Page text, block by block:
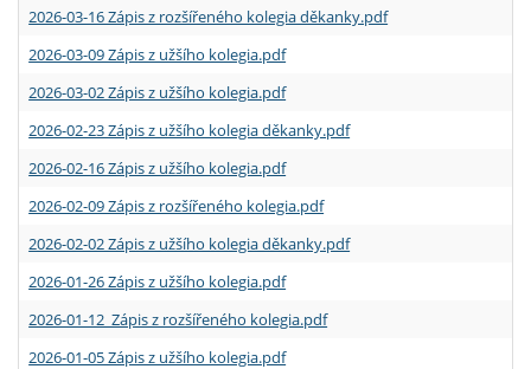
2026-03-16 Zápis z rozšířeného kolegia děkanky.pdf
2026-03-09 Zápis z užšího kolegia.pdf
2026-03-02 Zápis z užšího kolegia.pdf
2026-02-23 Zápis z užšího kolegia děkanky.pdf
2026-02-16 Zápis z užšího kolegia.pdf
2026-02-09 Zápis z rozšířeného kolegia.pdf
2026-02-02 Zápis z užšího kolegia děkanky.pdf
2026-01-26 Zápis z užšího kolegia.pdf
2026-01-12 Zápis z rozšířeného kolegia.pdf
2026-01-05 Zápis z užšího kolegia.pdf